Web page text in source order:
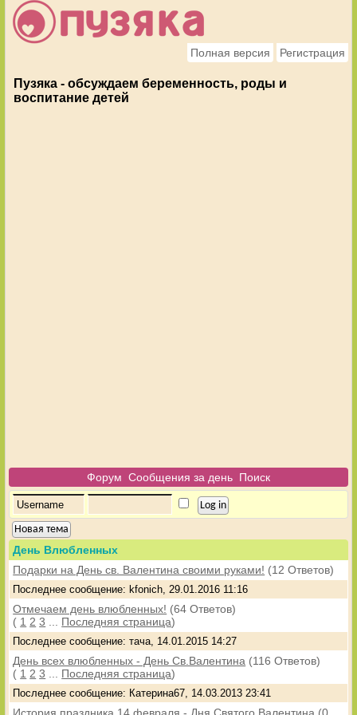
Полная версия Регистрация
Пузяка - обсуждаем беременность, роды и
воспитание детей
Форум Сообщения за день Поиск
Новая тема
День Влюбленных
Подарки на День св. Валентина своими руками! (12 Ответов)
Последнее сообщение: kfonich, 29.01.2016 11:16
Отмечаем день влюбленных! (64 Ответов)
( 1 2 3 Последняя страница)
Последнее сообщение: тача, 14.01.2015 14:27
День всех влюбленных - День Св.Валентина (116 Ответов)
( 1 2 3 Последняя страница)
Последнее сообщение: Катерина67, 14.03.2013 23:41